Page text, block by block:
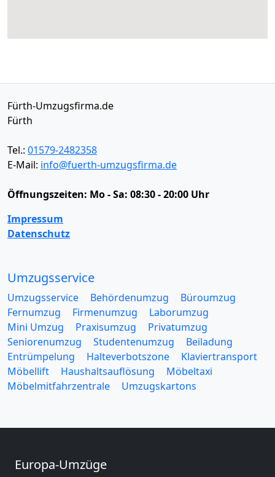
Fürth-Umzugsfirma.de
Fürth
Tel.: 01579-2482358
E-Mail: info@fuerth-umzugsfirma.de
Öffnungszeiten: Mo - Sa: 08:30 - 20:00 Uhr
Impressum
Datenschutz
Umzugsservice
Umzugsservice Behördenumzug
Büroumzug
Fernumzug
Firmenumzug
Laborumzug
Mini Umzug
Praxisumzug
Privatumzug
Seniorenumzug
Studentenumzug
Beiladung
Entrümpelung
Halteverbotszone
Klaviertransport
Möbellift
Haushaltsauflösung
Möbeltaxi
Möbelmitfahrzentrale
Umzugskartons
Europa-Umzüge